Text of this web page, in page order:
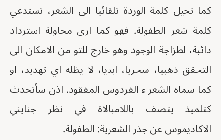
كما تحيل كلمة الوردة تلقائيا الى الشعر، تستدعي
كلمة شعر الطفولة. فهو كما ارى محاولة استرداد
دائبة، لطزاجة الوجود وهو خارج للتو من الامكان الى
التحقق ذهبيا، سحريا، ابديا، لا يظله اي تهديد، او
كما سماه الشعراء الفردوس المفقود. اذن سأتحدث
كتلميذ يتصف باللامبالاة في نظر جنايني
الاكاديموس عن جذر الشعرية: الطفولة.